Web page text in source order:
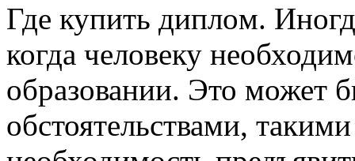
Гдe купить диплoм.
когда человеку
образовании. Это может
обстоятельствами,